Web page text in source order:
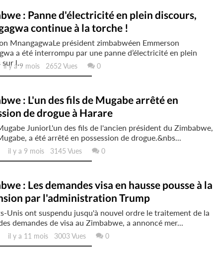
: Panne d'électricité en plein discours,
continue à la torche !
MnangagwaLe président zimbabwéen Emmerson
a été interrompu par une panne d’électricité en plein
sur l...
y a 9 mois 2652 Vues 0
: L'un des fils de Mugabe arrêté en
de drogue à Harare
JuniorL'un des fils de l'ancien président du Zimbabwe,
a été arrêté en possession de drogue.&nbs...
il y a 9 mois 3145 Vues 0
: Les demandes visa en hausse pousse à la
par l'administration Trump
Unis ont suspendu jusqu'à nouvel ordre le traitement de la
demandes de visa au Zimbabwe, a annoncé mer...
il y a 11 mois 3003 Vues 0